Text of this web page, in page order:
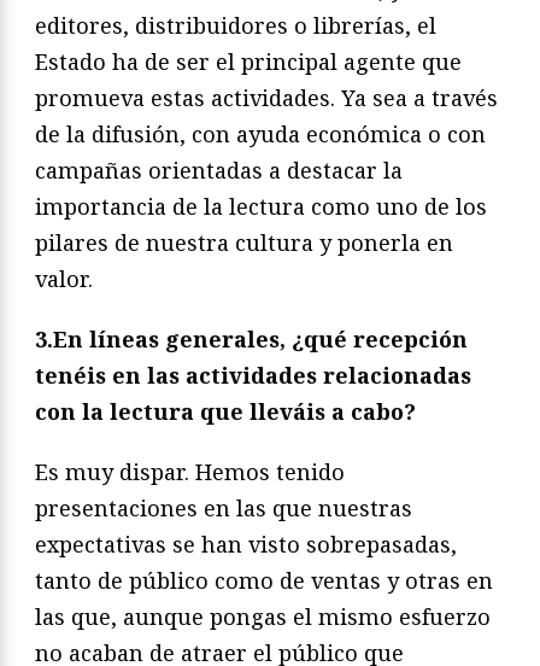
editores, distribuidores o librerías, el
Estado ha de ser el principal agente que
promueva estas actividades. Ya sea a través
de la difusión, con ayuda económica o con
campañas orientadas a destacar la
importancia de la lectura como uno de los
pilares de nuestra cultura y ponerla en
valor.
3.En líneas generales, ¿qué recepción
tenéis en las actividades relacionadas
con la lectura que lleváis a cabo?
Es muy dispar. Hemos tenido
presentaciones en las que nuestras
expectativas se han visto sobrepasadas,
tanto de público como de ventas y otras en
las que, aunque pongas el mismo esfuerzo
no acaban de atraer el público que